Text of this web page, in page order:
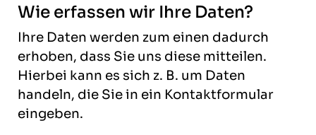
Wie erfassen wir Ihre Daten?
Ihre Daten werden zum einen dadurch
erhoben, dass Sie uns diese mitteilen.
Hierbei kann es sich z. B. um Daten
handeln, die Sie in ein Kontaktformular
eingeben.